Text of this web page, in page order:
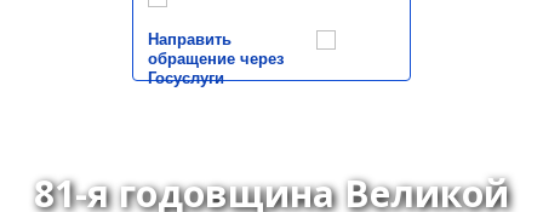
Направить
обращение через
Госуслуги
81-я годовщина Великой